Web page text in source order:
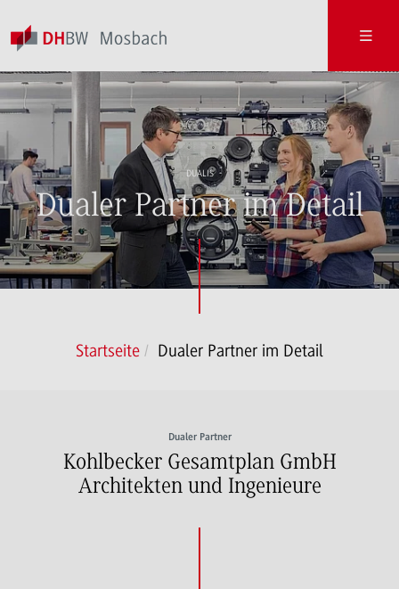
DUALIS
Dualer Partner im Detail
Startseite Dualer Partner im Detail
Dualer Partner
Kohlbecker Gesamtplan GmbH
Architekten und Ingenieure